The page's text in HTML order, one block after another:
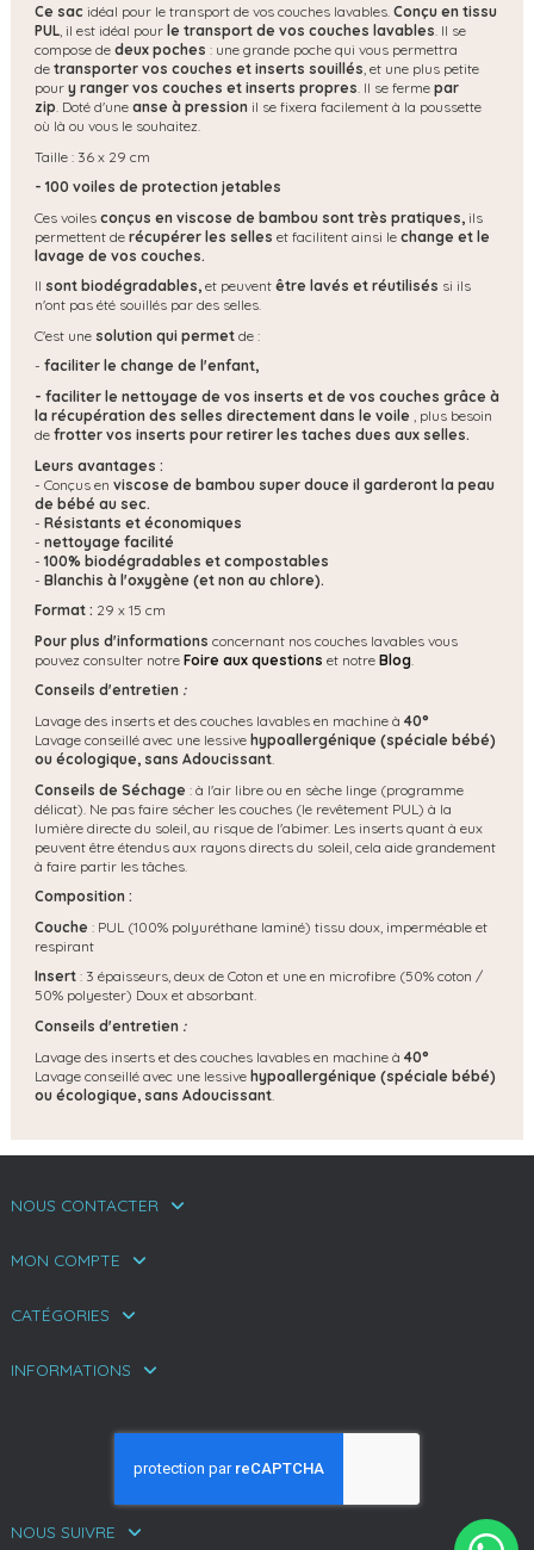
Ce sac idéal pour le transport de vos couches lavables. Conçu en tissu
PUL , il est idéal pour le transport de vos couches lavables . Il se
compose de deux poches : une grande poche qui vous permettra
de transporter vos couches et inserts souillés , et une plus petite
pour y ranger vos couches et inserts propres . Il se ferme par
zip . Doté d'une anse à pression il se fixera facilement à la poussette
où là ou vous le souhaitez.
Taille : 36 x 29 cm
- 100 voiles de protection jetables
Ces voiles conçus en viscose de bambou sont très pratiques, ils
permettent de récupérer les selles et facilitent ainsi le change et le
lavage de vos couches.
Il sont biodégradables, et peuvent être lavés et réutilisés si ils
n'ont pas été souillés par des selles.
C'est une solution qui permet de :
- faciliter le change de l'enfant,
- faciliter le nettoyage de vos inserts et de vos couches grâce à
la récupération des selles directement dans le voile , plus besoin
de frotter vos inserts pour retirer les taches dues aux selles.
Leurs avantages :
- Conçus en viscose de bambou super douce il garderont la peau
de bébé au sec.
- Résistants et économiques
- nettoyage facilité
- 100% biodégradables et compostables
- Blanchis à l'oxygène (et non au chlore).
Format : 29 x 15 cm
Pour plus d'informations concernant nos couches lavables vous
pouvez consulter notre Foire aux questions et notre Blog
Conseils d'entretien :
Lavage des inserts et des couches lavables en machine à 40°
Lavage conseillé avec une lessive hypoallergénique (spéciale bébé)
ou écologique, sans Adoucissant.
Conseils de Séchage : à l'air libre ou en sèche linge (programme
délicat). Ne pas faire sécher les couches (le revêtement PUL) à la
lumière directe du soleil, au risque de l'abimer. Les inserts quant à eux
peuvent être étendus aux rayons directs du soleil, cela aide grandement
à faire partir les tâches.
Composition :
Couche : PUL (100% polyuréthane laminé) tissu doux, imperméable et
respirant
Insert : 3 épaisseurs, deux de Coton et une en microfibre (50% coton /
50% polyester) Doux et absorbant.
Conseils d'entretien :
Lavage des inserts et des couches lavables en machine à 40°
Lavage conseillé avec une lessive hypoallergénique (spéciale bébé)
ou écologique, sans Adoucissant
NOUS CONTACTER
MON COMPTE
CATÉGORIES
INFORMATIONS
NOUS SUIVRE